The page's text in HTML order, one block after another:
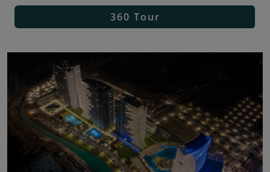
360 Tour